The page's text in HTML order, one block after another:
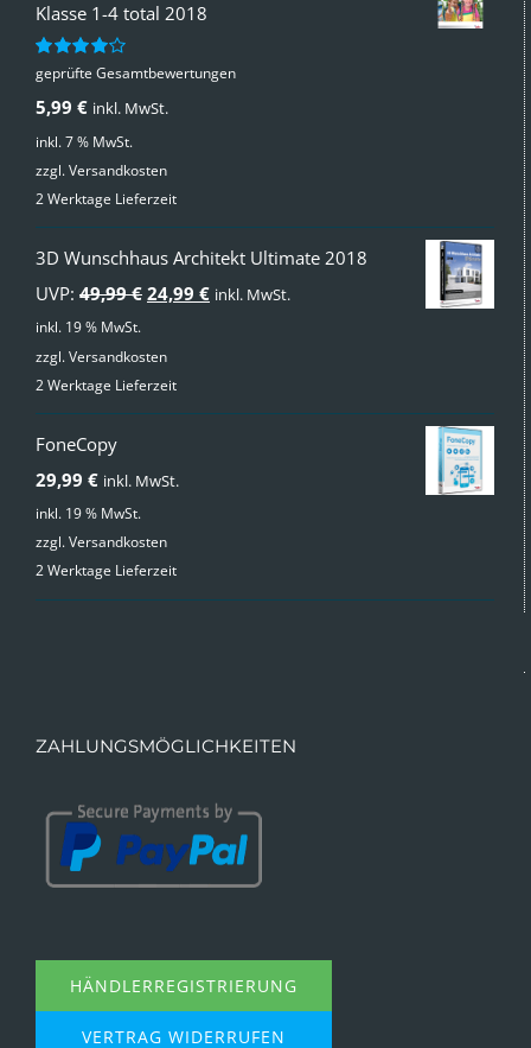
Klasse 1-4 total 2018
Bewertet
von 5
geprüfte Gesamtbewertungen
5,99 € inkl. MwSt.
inkl. 7 % MwSt.
zzgl.Versandkosten
2 Werktage Lieferzeit
3D Wunschhaus Architekt Ultimate 2018
UVP: 49,99€ Ursprünglicher
war:
24,99 €Aktueller
inkl. MwSt.
inkl. 19 % MwSt.
zzgl.Versandkosten
2 Werktage Lieferzeit
FoneCopy
29,99 € inkl. MwSt.
inkl. 19 % MwSt.
zzgl.Versandkosten
2 Werktage Lieferzeit
ZAHLUNGSMÖGLICHKEITEN
HÄNDLERREGISTRIERUNG
VERTRAG WIDERRUFEN